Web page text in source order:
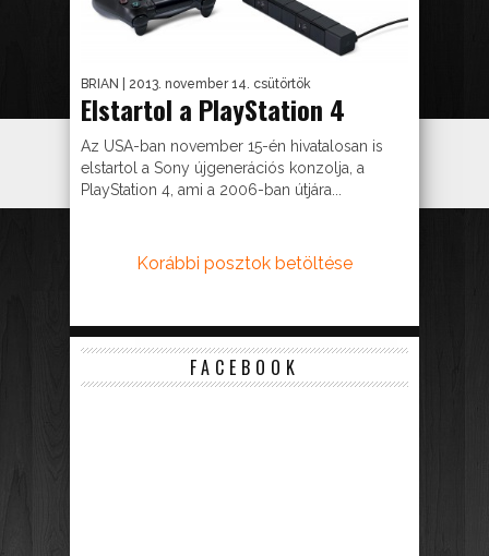
BRIAN | 2013. november 14. csütörtök
Elstartol a PlayStation 4
Az USA-ban november 15-én hivatalosan is
elstartol a Sony újgenerációs konzolja, a
PlayStation 4, ami a 2006-ban útjára...
Korábbi posztok betöltése
FACEBOOK